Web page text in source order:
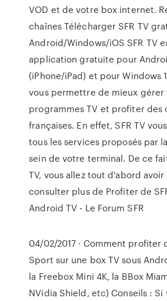
VOD et de votre box internet.
chaînes Télécharger SFR TV
Android/Windows/iOS SFR TV
application gratuite pour
(iPhone/iPad) et pour Windows
vous permettre de mieux gérer
programmes TV et profiter des
françaises. En effet, SFR TV
tous les services proposés par
sein de votre terminal. De ce
TV, vous allez tout d'abord
consulter plus de Profiter de
Android TV - Le Forum SFR
04/02/2017 · Comment profiter
Sport sur une box TV sous
la Freebox Mini 4K, la BBox
NVidia Shield, etc) Conseils : Si